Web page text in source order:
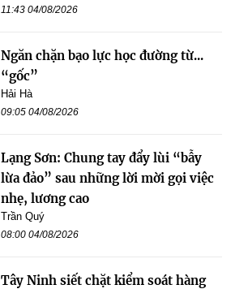
11:43 04/08/2026
Ngăn chặn bạo lực học đường từ...
“gốc”
Hải Hà
09:05 04/08/2026
Lạng Sơn: Chung tay đẩy lùi “bẫy
lừa đảo” sau những lời mời gọi việc
nhẹ, lương cao
Trần Quý
08:00 04/08/2026
Tây Ninh siết chặt kiểm soát hàng